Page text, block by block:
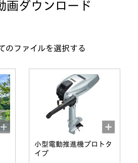
画ダウンロード
のファイルを選択する
小型電動推進機プロトタ
イプ